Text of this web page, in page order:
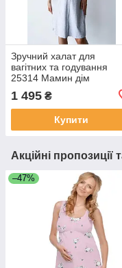
Зручний халат для
вагітних та годування
25314 Мамин дім
1 495 ₴
Купити
Акційні пропозиції
–47%